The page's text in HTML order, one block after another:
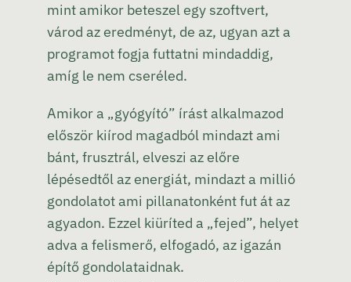
mint amikor beteszel egy szoftvert,
várod az eredményt, de az, ugyan azt a
programot fogja futtatni mindaddig,
amíg le nem cseréled.
Amikor a „gyógyító” írást alkalmazod
először kiírod magadból mindazt ami
bánt, frusztrál, elveszi az előre
lépésedtől az energiát, mindazt a millió
gondolatot ami pillanatonként fut át az
agyadon. Ezzel kiüríted a „fejed”, helyet
adva a felismerő, elfogadó, az igazán
építő gondolataidnak.